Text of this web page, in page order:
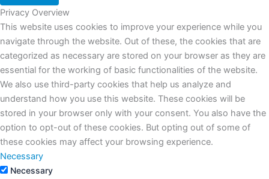
Privacy Overview
This website uses cookies to improve your experience while you
navigate through the website. Out of these, the cookies that are
categorized as necessary are stored on your browser as they are
essential for the working of basic functionalities of the website.
We also use third-party cookies that help us analyze and
understand how you use this website. These cookies will be
stored in your browser only with your consent. You also have the
option to opt-out of these cookies. But opting out of some of
these cookies may affect your browsing experience.
Necessary
Necessary